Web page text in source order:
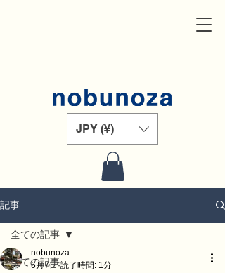
JPY (¥)
記事
全ての記事
全ての記事
nobunoza
6月7日 読了時間: 1分